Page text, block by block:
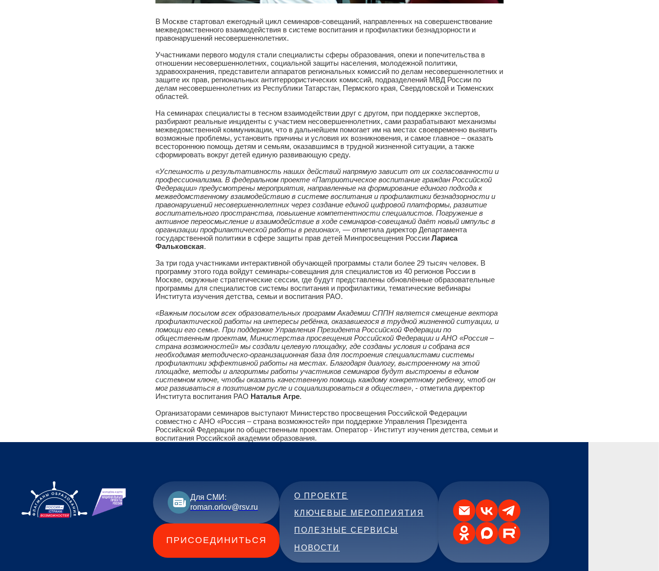
В Москве стартовал ежегодный цикл семинаров-совещаний, направленных на совершенствование
межведомственного взаимодействия в системе воспитания и профилактики безнадзорности и
правонарушений несовершеннолетних.
Участниками первого модуля стали специалисты сферы образования, опеки и попечительства в
отношении несовершеннолетних, социальной защиты населения, молодежной политики,
здравоохранения, представители аппаратов региональных комиссий по делам несовершеннолетних и
делам несовершеннолетних из Республики Татарстан, Пермского края, Свердловской и Тюменских
областей.
На семинарах специалисты в тесном взаимодействии друг с другом, при поддержке экспертов,
разбирают реальные инциденты с участием несовершеннолетних, сами разрабатывают механизмы
межведомственной коммуникации, что в дальнейшем помогает им на местах своевременно выявить
возможные проблемы, установить причины и условия их возникновения, и самое главное – оказать
всестороннюю помощь детям и семьям, оказавшимся в трудной жизненной ситуации, а также
сформировать вокруг детей единую развивающую среду.
«Успешность и результативность наших действий напрямую зависит от их согласованности и
профессионализма. В федеральном проекте «Патриотическое воспитание граждан Российской
Федерации» предусмотрены мероприятия, направленные на формирование единого подхода к
межведомственному взаимодействию в системе воспитания и профилактики безнадзорности и
правонарушений несовершеннолетних через создание единой цифровой платформы, развитие
воспитательного пространства, повышение компетентности специалистов. Погружение в
активное переосмысление и взаимодействие в ходе семинаров-совещаний даёт новый импульс в
организации профилактической работы в регионах», —отметила директор Департамента
государственной политики в сфере защиты прав детей Минпросвещения РоссииЛариса
Фальковская.
программу этого года войдут семинары-совещания для специалистов из 40 регионов России в
Москве, окружные стратегические сессии, где будут представлены обновлённые образовательные
программы для специалистов системы воспитания и профилактики, тематические вебинары
Института изучения детства, семьи и воспитания РАО.
«Важным посылом всех образовательных программ Академии СППН является смещение вектора
профилактической работы на интересы ребёнка, оказавшегося в трудной жизненной ситуации, и
помощи его семье. При поддержке Управления Президента Российской Федерации по
общественным проектам, Министерства просвещения Российской Федерации и АНО «Россия –
страна возможностей» мы создали целевую площадку, где созданы условия и собрана вся
необходимая методическо-организационная база для построения специалистами системы
профилактики эффективной работы на местах. Благодаря диалогу, выстроенному на этой
площадке, методы и алгоритмы работы участников семинаров будут выстроены в едином
системном ключе, чтобы оказать качественную помощь каждому конкретному ребенку, чтоб он
мог развиваться в позитивном русле и социализироваться в обществе»
Российской Федерации по общественным проектам. Оператор - Институт изучения детства, семьи и
воспитания Российской академии образования.
Для СМИ:
roman.orlov@rsv.ru
ПРИСОЕДИНИТЬСЯ
О ПРОЕКТЕ
КЛЮЧЕВЫЕ МЕРОПРИЯТИЯ
ПОЛЕЗНЫЕ СЕРВИСЫ
НОВОСТИ